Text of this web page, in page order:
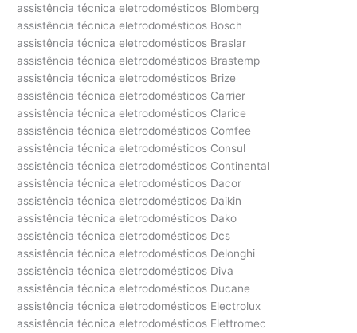
assistência técnica eletrodomésticos Blomberg
assistência técnica eletrodomésticos Bosch
assistência técnica eletrodomésticos Braslar
assistência técnica eletrodomésticos Brastemp
assistência técnica eletrodomésticos Brize
assistência técnica eletrodomésticos Carrier
assistência técnica eletrodomésticos Clarice
assistência técnica eletrodomésticos Comfee
assistência técnica eletrodomésticos Consul
assistência técnica eletrodomésticos Continental
assistência técnica eletrodomésticos Dacor
assistência técnica eletrodomésticos Daikin
assistência técnica eletrodomésticos Dako
assistência técnica eletrodomésticos Dcs
assistência técnica eletrodomésticos Delonghi
assistência técnica eletrodomésticos Diva
assistência técnica eletrodomésticos Ducane
assistência técnica eletrodomésticos Electrolux
assistência técnica eletrodomésticos Elettromec